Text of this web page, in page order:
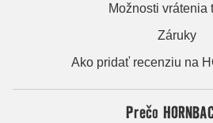
Možnosti vrátenia
Záruky
Ako pridať recenziu na
Prečo